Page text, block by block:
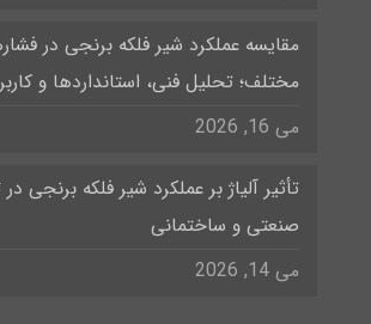
مقایسه عملکرد شیر فلکه برنجی در
مختلف؛ تحلیل فنی، استانداردها و
می 16, 2026
تأثیر آلیاژ بر عملکرد شیر فلکه برنجی
صنعتی و ساختمانی
می 14, 2026